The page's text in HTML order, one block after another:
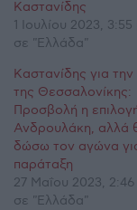
Καστανίδης
1 Ιουλίου 2023, 3:55
σε "Ελλάδα"
Καστανίδης για
της Θεσσαλονίκης:
Προσβολή η
Ανδρουλάκη, αλλά
δώσω τον αγώνα
παράταξη
27 Μαΐου 2023, 2:46
σε "Ελλάδα"